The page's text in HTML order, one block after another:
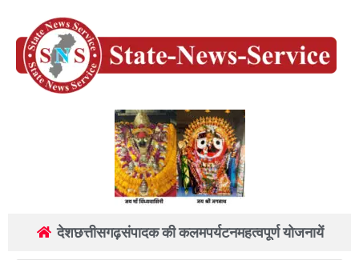
देशछत्तीसगढ़संपादक की कलमपर्यटनमहत्वपूर्ण योजनायें